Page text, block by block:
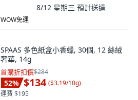
8/12 星期三 預計送達
WOW免運
SPAAS 多色紙盒小香蠟, 30個, 12 絲絨
奢華, 14g
首購折扣價$284
52% $134 ($3.19/10g)
運費 $195